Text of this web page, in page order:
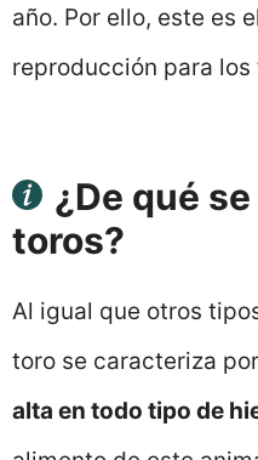
año. Por ello, este es
reproducción para los
¿De qué
toros?
Al igual que otros
toro se caracteriza por
alta en todo tipo de